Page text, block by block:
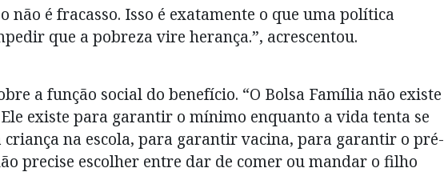
não é fracasso. Isso é exatamente o que uma política
que a pobreza vire herança.”, acrescentou.
a função social do benefício. “O Bolsa Família não existe
existe para garantir o mínimo enquanto a vida tenta se
na escola, para garantir vacina, para garantir o pré-
precise escolher entre dar de comer ou mandar o filho